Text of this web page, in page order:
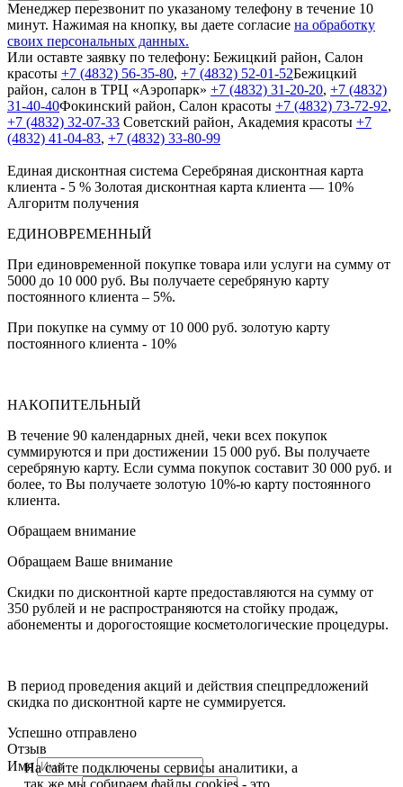
Менеджер перезвонит по указаному телефону в течение 10
минут. Нажимая на кнопку, вы даете согласие на обработку
своих персональных данных.
Или оставте заявку по телефону: Бежицкий район, Салон
красоты +7 (4832) 56-35-80, +7 (4832) 52-01-52Бежицкий
район, салон в ТРЦ «Аэропарк» +7 (4832) 31-20-20, +7 (4832)
31-40-40Фокинский район, Салон красоты +7 (4832) 73-72-92,
+7 (4832) 32-07-33 Cоветский район, Академия красоты +7
(4832) 41-04-83, +7 (4832) 33-80-99
Единая дисконтная система Серебряная дисконтная карта
клиента - 5 % Золотая дисконтная карта клиента — 10%
Алгоритм получения
ЕДИНОВРЕМЕННЫЙ
При единовременной покупке товара или услуги на сумму от
5000 до 10 000 руб. Вы получаете серебряную карту
постоянного клиента – 5%.
При покупке на сумму от 10 000 руб. золотую карту
постоянного клиента - 10%
НАКОПИТЕЛЬНЫЙ
В течение 90 календарных дней, чеки всех покупок
суммируются и при достижении 15 000 руб. Вы получаете
серебряную карту. Если сумма покупок составит 30 000 руб. и
более, то Вы получаете золотую 10%-ю карту постоянного
клиента.
Обращаем внимание
Обращаем Ваше внимание
Скидки по дисконтной карте предоставляются на сумму от
350 рублей и не распространяются на стойку продаж,
абонементы и дорогостоящие косметологические процедуры.
В период проведения акций и действия спецпредложений
скидка по дисконтной карте не суммируется.
Успешно отправлено
Отзыв
ИмяНа сайте подключены сервисы аналитики, а
так же мы собираем файлы cookies - это